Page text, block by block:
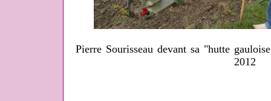
Pierre Sourisseau devant sa "hutte
2012